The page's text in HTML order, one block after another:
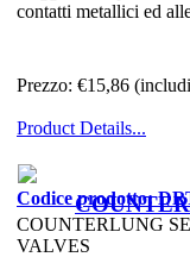
contatti metallici ed
Prezzo: €15,86
Product Details...
Codice prodotto:
COUNTERLUNG
VALVES